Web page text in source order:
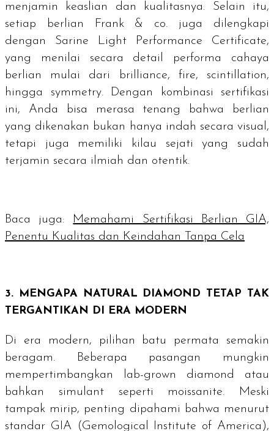
menjamin keaslian dan kualitasnya. Selain itu,
setiap berlian Frank & co. juga dilengkapi
dengan Sarine Light Performance Certificate,
yang menilai secara detail performa cahaya
berlian mulai dari
brilliance, fire, scintillation,
hingga symmetry. Dengan kombinasi sertifikasi
ini, Anda bisa merasa tenang bahwa berlian
yang dikenakan bukan hanya indah secara visual,
tetapi juga memiliki kilau sejati yang sudah
terjamin secara ilmiah dan otentik.
Baca juga: Memahami Sertifikasi Berlian GIA,
Penentu Kualitas dan Keindahan Tanpa Cela
3. MENGAPA NATURAL DIAMOND TETAP TAK
TERGANTIKAN DI ERA MODERN
Di era modern, pilihan batu permata semakin
beragam. Beberapa pasangan mungkin
mempertimbangkan lab-grown diamond atau
bahkan simulant seperti moissanite. Meski
tampak mirip, penting dipahami bahwa menurut
standar GIA (Gemological Institute of America),